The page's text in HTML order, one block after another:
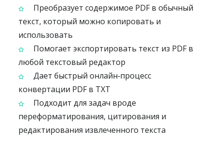
Преобразует содержимое PDF в обычный
текст, который можно копировать и
использовать
Помогает экспортировать текст из PDF в
любой текстовый редактор
Дает быстрый онлайн‑процесс
конвертации PDF в TXT
Подходит для задач вроде
переформатирования, цитирования и
редактирования извлеченного текста